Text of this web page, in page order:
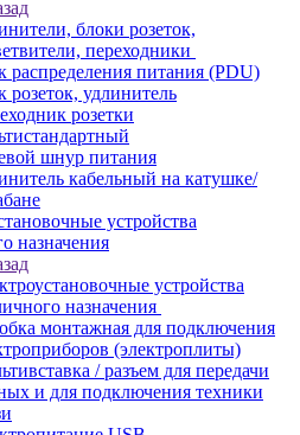
блоки розеток,
переходники
распределения питания (PDU)
розеток, удлинитель
розетки
шнур питания
кабельный на катушке/
устройства
назначения
устройства
назначения
монтажная для подключения
(электроплиты)
/ разъем для передачи
и для подключения техники